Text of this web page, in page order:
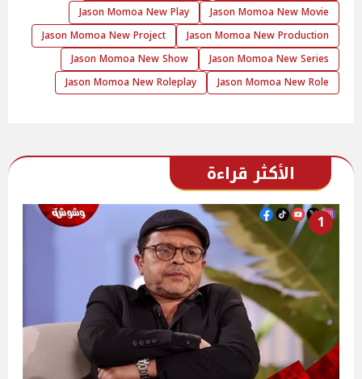
Jason Momoa New Movie
Jason Momoa New Play
Jason Momoa New Production
Jason Momoa New Project
Jason Momoa New Series
Jason Momoa New Show
Jason Momoa New Role
Jason Momoa New Roleplay
الأكثر قراءة
1